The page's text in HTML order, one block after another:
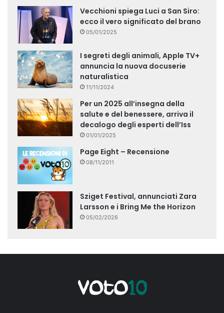
Vecchioni spiega Luci a San Siro:
ecco il vero significato del brano
05/01/2025
I segreti degli animali, Apple TV+
annuncia la nuova docuserie
naturalistica
11/11/2024
Per un 2025 all’insegna della
salute e del benessere, arriva il
decalogo degli esperti dell’Iss
01/01/2025
Page Eight – Recensione
08/11/2011
Sziget Festival, annunciati Zara
Larsson e i Bring Me the Horizon
05/02/2026